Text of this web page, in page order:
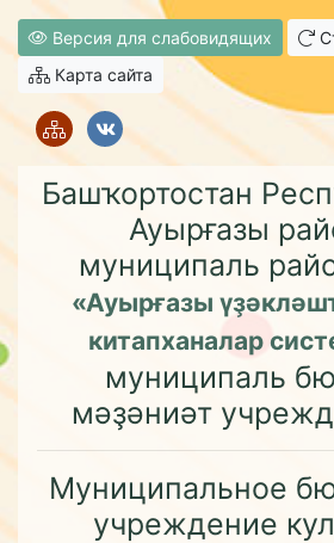
Версия для слабовидящих
Карта сайта
Башҡортостан
Ауырғазы
муниципаль
«Ауырғазы
китапханалар
муниципаль
мәҙәниәт
Муниципальное
учреждение